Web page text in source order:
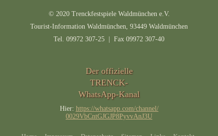
© 2020 Trenckfestspiele Waldmünchen e.V.
Tourist-Information Waldmünchen, 93449 Waldmünchen
Tel. 09972 307-25 | Fax 09972 307-40
Der offizielle
TRENCK-
WhatsApp-Kanal
Hier: https://whatsapp.com/channel/
0029VbCntGJGJP8PyvvAnJ3U